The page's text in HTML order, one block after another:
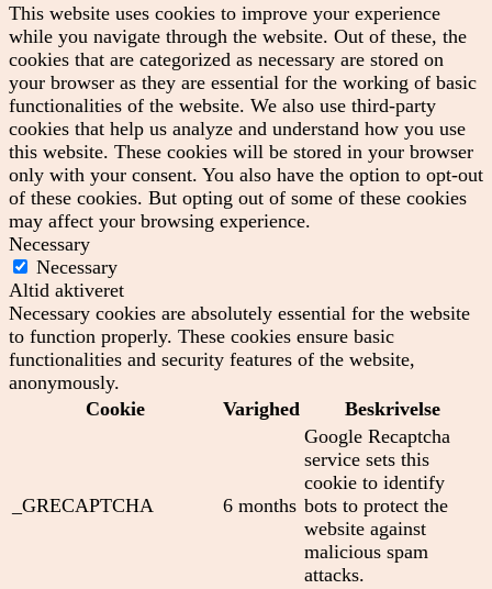
This website uses cookies to improve your experience
while you navigate through the website. Out of these, the
cookies that are categorized as necessary are stored on
your browser as they are essential for the working of basic
functionalities of the website. We also use third-party
cookies that help us analyze and understand how you use
this website. These cookies will be stored in your browser
only with your consent. You also have the option to opt-out
of these cookies. But opting out of some of these cookies
may affect your browsing experience.
Necessary
Necessary
Altid aktiveret
Necessary cookies are absolutely essential for the website
to function properly. These cookies ensure basic
functionalities and security features of the website,
anonymously.
Cookie
Varighed Beskrivelse
_GRECAPTCHA 6 months
Google Recaptcha
service sets this
cookie to identify
bots to protect the
website against
malicious spam
attacks.